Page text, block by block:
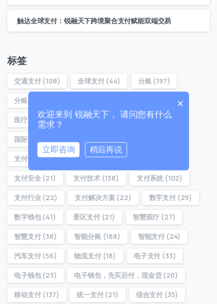
触达全球支付：锐融天下跨境聚合支付赋能双端交易
标签
交通支付(108) 全球支付(44) 分账(197)
分账云
医疗支付(32) 医院支付 (29) 合规分账 (54)
国际支付
支付中台(36) 支付体系(22)
支付安全(21) 支付技术(138) 支付系统 (102)
支付行业(22) 支付解决方案(22) 数字支付(29)
数字钱包(41) 景区支付(21) 智慧医疗 (27)
智慧支付(38) 智能分账(188) 智能支付 (24)
汽车支付(56) 物流支付(18) 电子支付 (33)
电子钱包(23) 电子钱包，先买后付，现金贷(20)
移动支付(137) 统一支付(21) 综合支付 (35)
我们的团队会尽快回复。
0 / 180
首次进入页面
访问历史
提交
我们通常的回复时间：30 分钟内
×
欢迎来到 锐融天下， 请问您有什么
需求？
立即咨询 稍后再说